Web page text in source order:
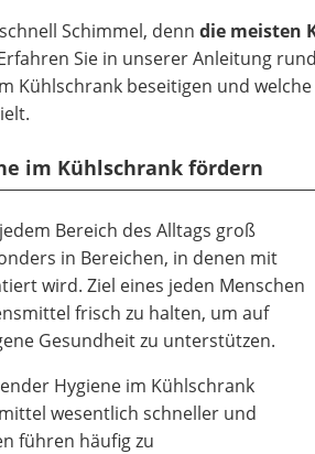
Schimmel, denndie meisten
Sie in unserer Anleitung
Kühlschrank beseitigen und
im Kühlschrank fördern
Bereich des Alltags groß
in Bereichen, in denen mit
wird. Ziel eines jeden Menschen
frisch zu halten, um auf
Gesundheit zu unterstützen.
Hygiene im Kühlschrank
wesentlich schneller und
führen häufig zu